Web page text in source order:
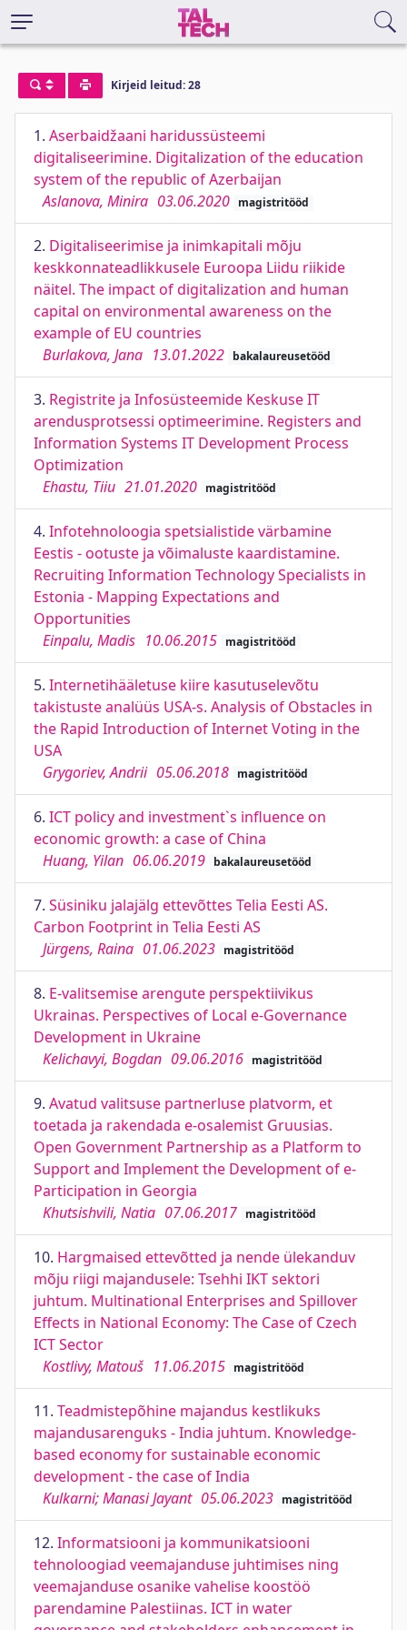
Kirjeid leitud: 28
1. Aserbaidžaani haridussüsteemi
digitaliseerimine. Digitalization of the education
system of the republic of Azerbaijan
Aslanova, Minira 03.06.2020 magistritööd
2. Digitaliseerimise ja inimkapitali mõju
keskkonnateadlikkusele Euroopa Liidu riikide
näitel. The impact of digitalization and human
capital on environmental awareness on the
example of EU countries
Burlakova, Jana 13.01.2022 bakalaureusetööd
3. Registrite ja Infosüsteemide Keskuse IT
arendusprotsessi optimeerimine. Registers and
Information Systems IT Development Process
Optimization
Ehastu, Tiiu 21.01.2020 magistritööd
4. Infotehnoloogia spetsialistide värbamine
Eestis - ootuste ja võimaluste kaardistamine.
Recruiting Information Technology Specialists in
Estonia - Mapping Expectations and
Opportunities
Einpalu, Madis 10.06.2015 magistritööd
5. Internetihääletuse kiire kasutuselevõtu
takistuste analüüs USA-s. Analysis of Obstacles in
the Rapid Introduction of Internet Voting in the
USA
Grygoriev, Andrii 05.06.2018 magistritööd
6. ICT policy and investment`s influence on
economic growth: a case of China
Huang, Yilan 06.06.2019 bakalaureusetööd
7. Süsiniku jalajälg ettevõttes Telia Eesti AS.
Carbon Footprint in Telia Eesti AS
Jürgens, Raina 01.06.2023 magistritööd
8. E-valitsemise arengute perspektiivikus
Ukrainas. Perspectives of Local e-Governance
Development in Ukraine
Kelichavyi, Bogdan 09.06.2016 magistritööd
9. Avatud valitsuse partnerluse platvorm, et
toetada ja rakendada e-osalemist Gruusias.
Open Government Partnership as a Platform to
Support and Implement the Development of e-
Participation in Georgia
Khutsishvili, Natia 07.06.2017 magistritööd
10. Hargmaised ettevõtted ja nende ülekanduv
mõju riigi majandusele: Tsehhi IKT sektori
juhtum. Multinational Enterprises and Spillover
Effects in National Economy: The Case of Czech
ICT Sector
Kostlivy, Matouš 11.06.2015 magistritööd
11. Teadmistepõhine majandus kestlikuks
majandusarenguks - India juhtum. Knowledge-
based economy for sustainable economic
development - the case of India
Kulkarni; Manasi Jayant 05.06.2023 magistritööd
12. Informatsiooni ja kommunikatsiooni
tehnoloogiad veemajanduse juhtimises ning
veemajanduse osanike vahelise koostöö
parendamine Palestiinas. ICT in water